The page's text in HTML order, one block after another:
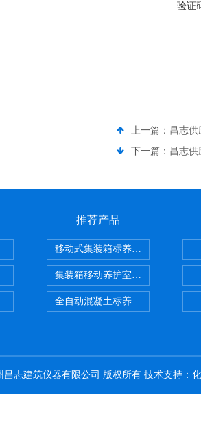
验证
上一篇： 昌志供
下一篇： 昌志供
推荐产品
移动式集装箱标养室 养护室设备
集装箱移动养护室 标养室
全自动混凝土标养室恒温恒湿设备
昌志建筑仪器有限公司 版权所有 技术支持：